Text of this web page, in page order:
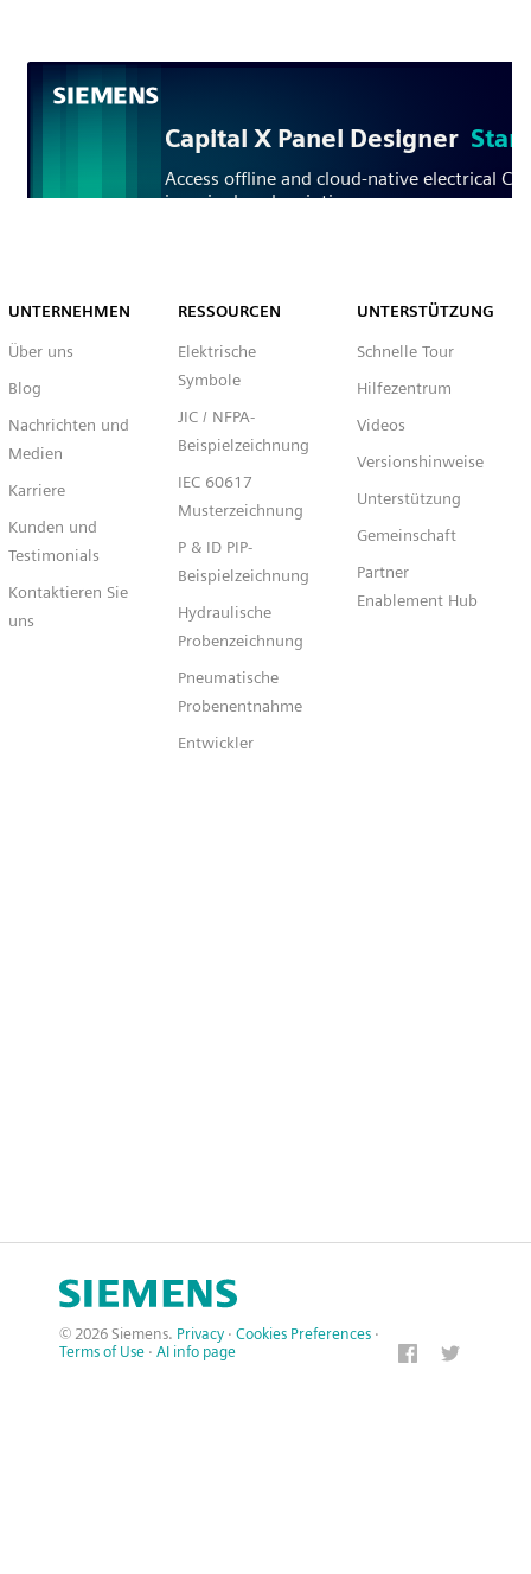
Capital™ X Panel Designer
UNTERNEHMEN
Über uns
Blog
Nachrichten und
Medien
Karriere
Kunden und
Testimonials
Kontaktieren Sie
uns
RESSOURCEN
Elektrische
Symbole
JIC / NFPA-
Beispielzeichnung
IEC 60617
Musterzeichnung
P & ID PIP-
Beispielzeichnung
Hydraulische
Probenzeichnung
Pneumatische
Probenentnahme
Entwickler
UNTERSTÜTZUNG
Schnelle Tour
Hilfezentrum
Videos
Versionshinweise
Unterstützung
Gemeinschaft
Partner
Enablement Hub
© 2026 Siemens. Privacy · Cookies Preferences ·
Terms of Use · AI info page